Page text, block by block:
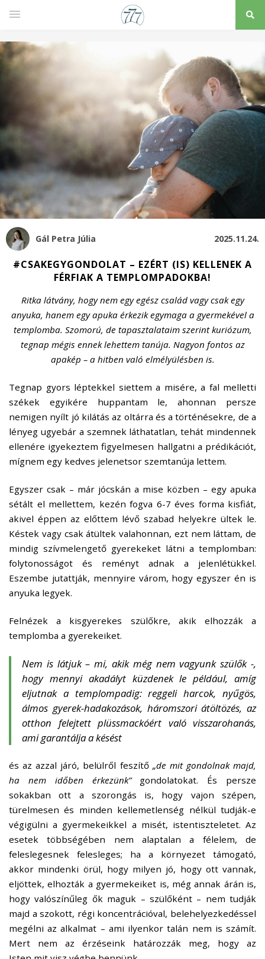
Gál Petra Júlia 2025.11.24.
#CSAKEGYGONDOLAT – EZÉRT (IS) KELLENEK A
FÉRFIAK A TEMPLOMPADOKBA!
Ritka látvány, hogy nem egy egész család vagy csak egy
anyuka, hanem egy apuka érkezik egymaga a gyermekével a
templomba. Szomorú, de tapasztalataim szerint kuriózum,
tegnap mégis ennek lehettem tanúja. Nagyon fontos az
apakép – a hitben való elmélyülésben is.
Tegnap gyors léptekkel siettem a misére, a fal melletti
székek egyikére huppantam le, ahonnan persze
nemigen nyílt jó kilátás az oltárra és a történésekre, de a
lényeg ugyebár a szemnek láthatatlan, tehát mindennek
ellenére igyekeztem figyelmesen hallgatni a prédikációt,
mígnem egy kedves jelenetsor szemtanúja lettem.
Egyszer csak – már jócskán a mise közben – egy apuka
sétált el mellettem, kezén fogva 6-7 éves forma kisfiát,
akivel éppen az előttem lévő szabad helyekre ültek le.
Késtek vagy csak átültek valahonnan, ezt nem láttam, de
mindig szívmelengető gyerekeket látni a templomban:
folytonosságot és reményt adnak a jelenlétükkel.
Eszembe jutattják, mennyire várom, hogy egyszer én is
anyuka legyek.
Felnézek a kisgyerekes szülőkre, akik elhozzák a
templomba a gyerekeiket.
Nem is látjuk – mi, akik még nem vagyunk szülők -,
hogy mennyi akadályt küzdenek le például, amíg
eljutnak a templompadig: reggeli harcok, nyűgös,
álmos gyerek-hadakozások, háromszori átöltözés, az
otthon felejtett plüssmackóért való visszarohanás,
ami garantálja a késést
és az azzal járó, belülről feszítő „de mit gondolnak majd,
ha nem időben érkezünk”gondolatokat. És persze
sokakban ott a szorongás is, hogy vajon szépen,
türelmesen és minden kellemetlenség nélkül tudják-e
végigülni a gyermekeikkel a misét, istentiszteletet. Az
esetek többségében nem alaptalan a félelem, de
feleslegesnek felesleges; ha a környezet támogató,
akkor mindenki örül, hogy milyen jó, hogy ott vannak,
eljöttek, elhozták a gyermekeiket is, még annak árán is,
hogy valószínűleg ők maguk – szülőként – nem tudják
majd a szokott, régi koncentrációval, belehelyezkedéssel
megélni az alkalmat – ami ilyenkor talán nem is számít.
Mert nem az érzéseink határozzák meg, hogy az